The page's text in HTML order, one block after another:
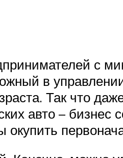
с
в
Так что
авто – бизнес
окупить